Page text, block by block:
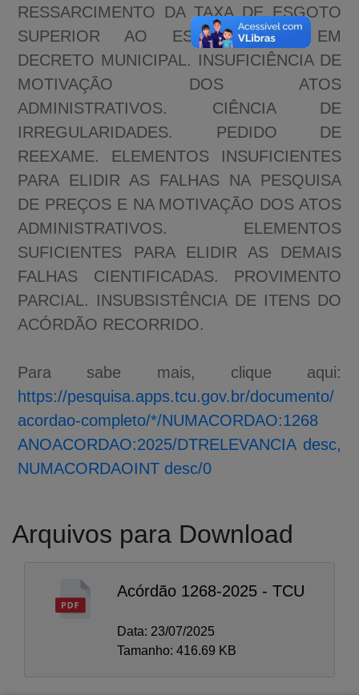
RESSARCIMENTO DA TAXA DE ESGOTO
SUPERIOR AO ESTABELECIDO EM
DECRETO MUNICIPAL. INSUFICIÊNCIA DE
MOTIVAÇÃO DOS ATOS
ADMINISTRATIVOS. CIÊNCIA DE
IRREGULARIDADES. PEDIDO DE
REEXAME. ELEMENTOS INSUFICIENTES
PARA ELIDIR AS FALHAS NA PESQUISA
DE PREÇOS E NA MOTIVAÇÃO DOS ATOS
ADMINISTRATIVOS. ELEMENTOS
SUFICIENTES PARA ELIDIR AS DEMAIS
FALHAS CIENTIFICADAS. PROVIMENTO
PARCIAL. INSUBSISTÊNCIA DE ITENS DO
ACÓRDÃO RECORRIDO.
Para sabe mais, clique aqui:
https://pesquisa.apps.tcu.gov.br/documento/
acordao-completo/*/NUMACORDAO:1268
ANOACORDAO:2025/DTRELEVANCIA desc,
NUMACORDAOINT desc/0
Arquivos para Download
Acórdão 1268-2025 - TCU
Data: 23/07/2025
Tamanho: 416.69 KB